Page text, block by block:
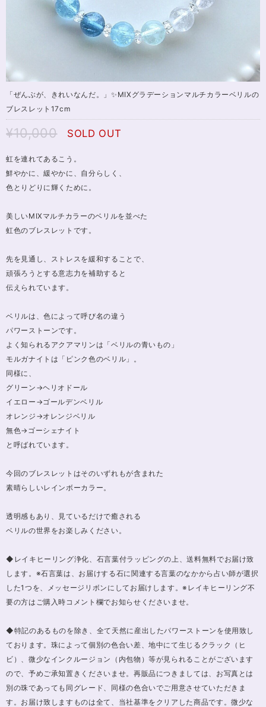
「ぜんぶが、きれいなんだ。」✨MIXグラデーションマルチカラーベリルの
ブレスレット17cm
¥10,000 SOLD OUT
虹を連れてあるこう。
鮮やかに、緩やかに、自分らしく、
色とりどりに輝くために。
美しいMIXマルチカラーのベリルを並べた
虹色のブレスレットです。
先を見通し、ストレスを緩和することで、
頑張ろうとする意志力を補助すると
伝えられています。
ベリルは、色によって呼び名の違う
パワーストーンです。
よく知られるアクアマリンは「ベリルの青いもの」
モルガナイトは「ピンク色のベリル」。
同様に、
グリーン→ヘリオドール
イエロー→ゴールデンベリル
オレンジ→オレンジベリル
無色→ゴーシェナイト
と呼ばれています。
今回のブレスレットはそのいずれもが含まれた
素晴らしいレインボーカラー。
透明感もあり、見ているだけで癒される
ベリルの世界をお楽しみください。
◆レイキヒーリング浄化、石言葉付ラッピングの上、送料無料でお届け致
します。※石言葉は、お届けする石に関連する言葉のなかから占い師が選択
した1つを、メッセージリボンにしてお届けします。※レイキヒーリング不
要の方はご購入時コメント欄でお知らせくださいませ。
◆特記のあるものを除き、全て天然に産出したパワーストーンを使用致し
ております。珠によって個別の色合い差、地中にて生じるクラック（ヒ
ビ）、微少なインクルージョン（内包物）等が見られることがございます
ので、予めご承知置きくださいませ。再販品につきましては、お写真とは
別の珠であっても同グレード、同様の色合いでご用意させていただきま
す。お届け致しますものは全て、当社基準をクリアした商品です。微少な